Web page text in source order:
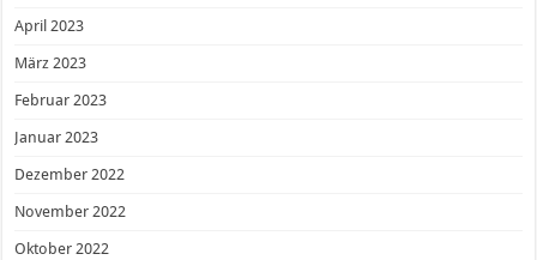
April 2023
März 2023
Februar 2023
Januar 2023
Dezember 2022
November 2022
Oktober 2022